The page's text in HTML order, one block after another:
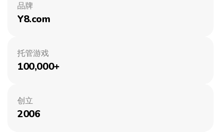
品牌
Y8.com
托管游戏
100,000+
创立
2006